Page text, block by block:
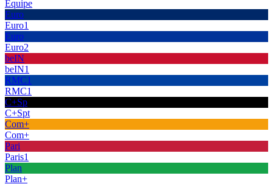
Équipe
Euro
Euro1
Euro
Euro2
beIN
beIN1
RMC1
RMC1
C+Sp
C+Spt
Com+
Com+
Pari
Paris1
Plan
Plan+